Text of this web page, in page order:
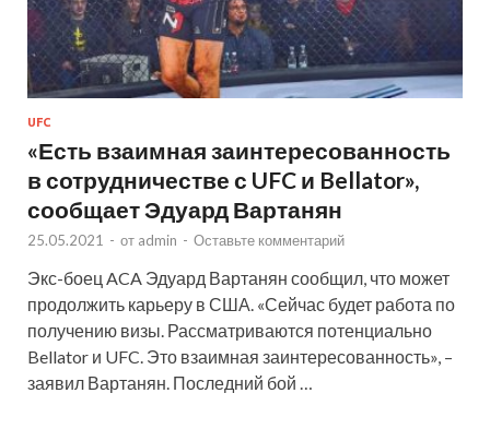
UFC
«Есть взаимная заинтересованность
в сотрудничестве с UFC и Bellator»,
сообщает Эдуард Вартанян
25.05.2021 - от admin - Оставьте комментарий
Экс-боец ACA Эдуард Вартанян сообщил, что может
продолжить карьеру в США. «Сейчас будет работа по
получению визы. Рассматриваются потенциально
Bellator и UFC. Это взаимная заинтересованность», –
заявил Вартанян. Последний бой …